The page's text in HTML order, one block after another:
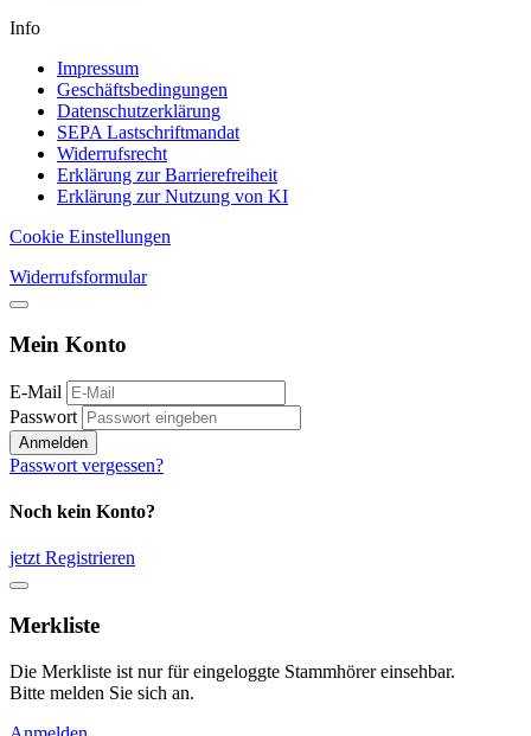
Info
Impressum
Geschäftsbedingungen
Datenschutzerklärung
SEPA Lastschriftmandat
Widerrufsrecht
Erklärung zur Barrierefreiheit
Erklärung zur Nutzung von KI
Cookie Einstellungen
Widerrufsformular
Mein Konto
E-Mail
Passwort
Anmelden
Passwort vergessen?
Noch kein Konto?
jetzt Registrieren
Merkliste
Die Merkliste ist nur für eingeloggte Stammhörer einsehbar.
Bitte melden Sie sich an.